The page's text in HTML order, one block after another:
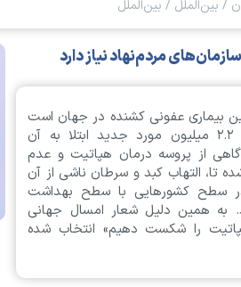
/ بین‌الملل / بین‌الملل
مردم‌نهاد نیاز دارد
بیماری عفونی کشنده در جهان است
که سالانه بیش از ۲.۲ میلیون مورد جدید ابتلا به آن
از پروسه درمان هپاتیت و عدم
تا، التهاب کبد و سرطان ناشی از آن
سطح کشور‌هایی با سطح بهداشت
به همین دلیل شعار امسال جهانی
را شکست دهیم» انتخاب شده